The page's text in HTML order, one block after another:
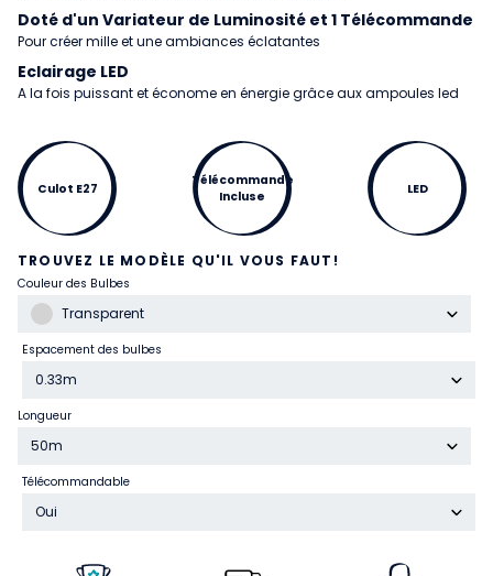
Doté d'un Variateur de Luminosité et 1 Télécommande
Pour créer mille et une ambiances éclatantes
Eclairage LED
A la fois puissant et économe en énergie grâce aux ampoules led
TROUVEZ LE MODÈLE QU'IL VOUS FAUT!
Couleur des Bulbes
Transparent
Espacement des bulbes
0.33m
Longueur
50m
Télécommandable
Oui
Culot E27
Télécommande
Incluse
LED